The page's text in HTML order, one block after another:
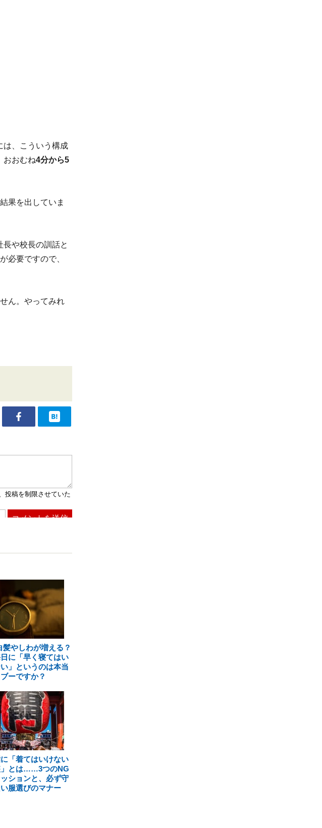
は、こういう構成
おおむね4分から5
果を出していま
や校長の訓話と
必要ですので、
ん。やってみれ
髪やしわが増える？
に「早く寝てはい
」というのは本当
ーですか？
「着てはいけない
」とは……3つのNG
ションと、必ず守
い服選びのマナー